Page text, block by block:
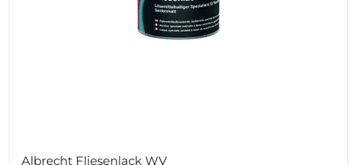
Albrecht Fliesenlack WV